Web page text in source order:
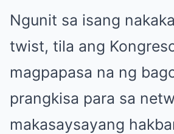
Ngunit sa isang
twist, tila ang
magpapasa na ng
prangkisa para sa
makasaysayang